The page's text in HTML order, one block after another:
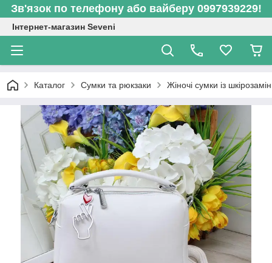
Зв'язок по телефону або вайберу 0997939229!
Інтернет-магазин Seveni
Каталог Сумки та рюкзаки Жіночі сумки із